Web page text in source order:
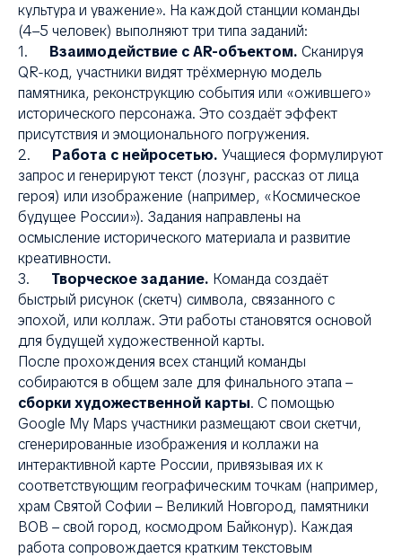
культура и уважение». На каждой станции команды
(4–5 человек) выполняют три типа заданий:
1. Взаимодействие с AR-объектом. Сканируя
QR-код, участники видят трёхмерную модель
памятника, реконструкцию события или «ожившего»
исторического персонажа. Это создаёт эффект
присутствия и эмоционального погружения.
2. Работа с нейросетью. Учащиеся формулируют
запрос и генерируют текст (лозунг, рассказ от лица
героя) или изображение (например, «Космическое
будущее России»). Задания направлены на
осмысление исторического материала и развитие
креативности.
3. Творческое задание. Команда создаёт
быстрый рисунок (скетч) символа, связанного с
эпохой, или коллаж. Эти работы становятся основой
для будущей художественной карты.
После прохождения всех станций команды
собираются в общем зале для финального этапа –
сборки художественной карты. С помощью
Google My Maps участники размещают свои скетчи,
сгенерированные изображения и коллажи на
интерактивной карте России, привязывая их к
соответствующим географическим точкам (например,
храм Святой Софии – Великий Новгород, памятники
ВОВ – свой город, космодром Байконур). Каждая
работа сопровождается кратким текстовым